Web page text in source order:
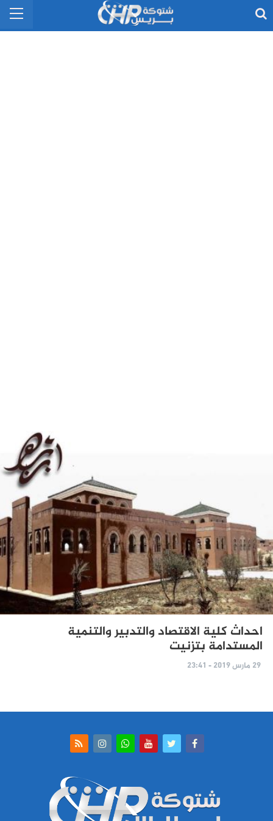
احداث كلية الاقتصاد والتدبير والتنمية
المستدامة بتزنيت
29 مارس 2019 - 23:41